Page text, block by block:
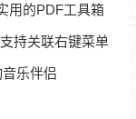
用的PDF工具箱
持关联右键菜单
乐伴侣